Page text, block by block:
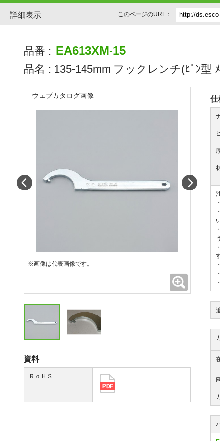
詳細表示 このページのURL：
品番 : EA613XM-15
品名 : 135-145mm フックレンチ(ﾋﾟﾝ型
仕
ウェブカタログ画像
※画像は代表画像です。
Prev
資料
ＲｏＨＳ